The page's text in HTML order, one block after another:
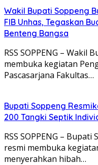
Wakil Bupati Soppeng
FIB Unhas, Tegaskan
Benteng Bangsa
RSS SOPPENG – Wakil
membuka kegiatan
Pascasarjana Fakultas…
Bupati Soppeng
200 Tangki Septik
RSS SOPPENG –
resmi membuka
menyerahkan hibah…